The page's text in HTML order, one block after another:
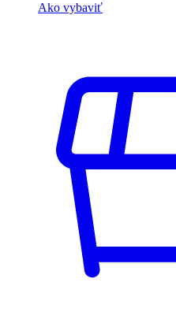
Ako vybaviť